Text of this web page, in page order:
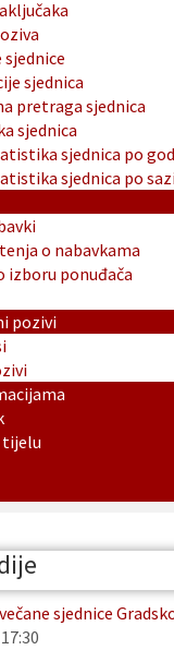
sjednice
sjednica
pretraga sjednica
sjednica
sjednica po
sjednica po
o nabavkama
izboru ponuđača
pozivi
tijelu
sjednice